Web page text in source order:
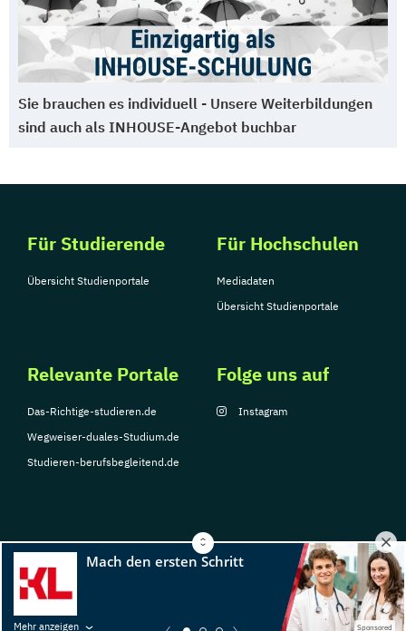
Mehr anzeigen Sponsored
Sie brauchen es individuell - Unsere Weiterbildungen
sind auch als INHOUSE-Angebot buchbar
Für Studierende
Übersicht Studienportale
Für Hochschulen
Mediadaten
Übersicht Studienportale
Relevante Portale
Das-Richtige-studieren.de
Wegweiser-duales-Studium.de
Studieren-berufsbegleitend.de
Folge uns auf
Instagram
© Copyright 2026, TarGroup Media GmbH
Nutzungsbedingungen